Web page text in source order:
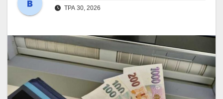
ТРА 30, 2026